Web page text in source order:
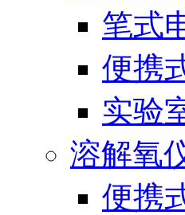
笔式
便携
实验
溶解氧
便携